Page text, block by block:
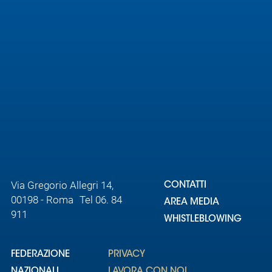
Via Gregorio Allegri 14,
00198 - Roma Tel 06. 84
911
CONTATTI
AREA MEDIA
WHISTLEBLOWING
FEDERAZIONE
PRIVACY